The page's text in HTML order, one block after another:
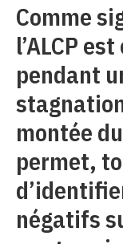
Comme
l’ALCP
pendant
montée
permet,
négatifs